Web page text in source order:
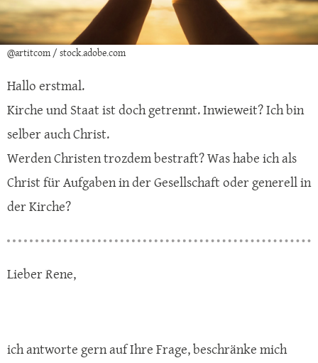
@artitcom / stock.adobe.com
Hallo erstmal.
Kirche und Staat ist doch getrennt. Inwieweit? Ich bin
selber auch Christ.
Werden Christen trozdem bestraft? Was habe ich als
Christ für Aufgaben in der Gesellschaft oder generell in
der Kirche?
Lieber Rene,
ich antworte gern auf Ihre Frage, beschränke mich